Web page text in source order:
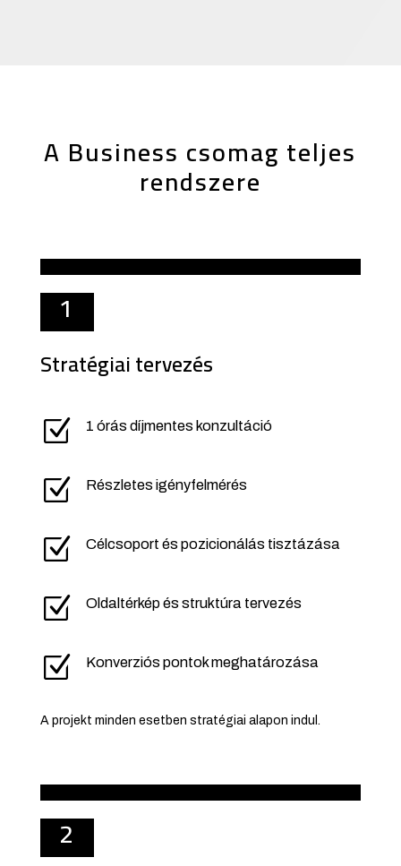
A Business csomag teljes
rendszere
1
Stratégiai tervezés
Z 1 órás díjmentes konzultáció
Z Részletes igényfelmérés
Z Célcsoport és pozicionálás tisztázása
Z Oldaltérkép és struktúra tervezés
Z Konverziós pontok meghatározása
A projekt minden esetben stratégiai alapon indul.
2